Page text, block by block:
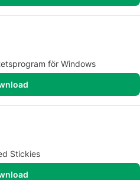
för Windows
Stickies